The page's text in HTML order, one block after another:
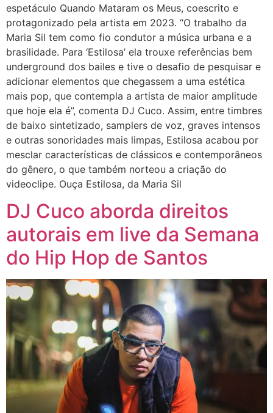
espetáculo Quando Mataram os Meus, coescrito e
protagonizado pela artista em 2023. “O trabalho da
Maria Sil tem como fio condutor a música urbana e a
brasilidade. Para ‘Estilosa’ ela trouxe referências bem
underground dos bailes e tive o desafio de pesquisar e
adicionar elementos que chegassem a uma estética
mais pop, que contempla a artista de maior amplitude
que hoje ela é”, comenta DJ Cuco. Assim, entre timbres
de baixo sintetizado, samplers de voz, graves intensos
e outras sonoridades mais limpas, Estilosa acabou por
mesclar características de clássicos e contemporâneos
do gênero, o que também norteou a criação do
videoclipe. Ouça Estilosa, da Maria Sil
DJ Cuco aborda direitos
autorais em live da Semana
do Hip Hop de Santos